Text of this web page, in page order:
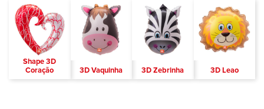
Shape 3D
Coração 3D Vaquinha 3D Zebrinha 3D Leao